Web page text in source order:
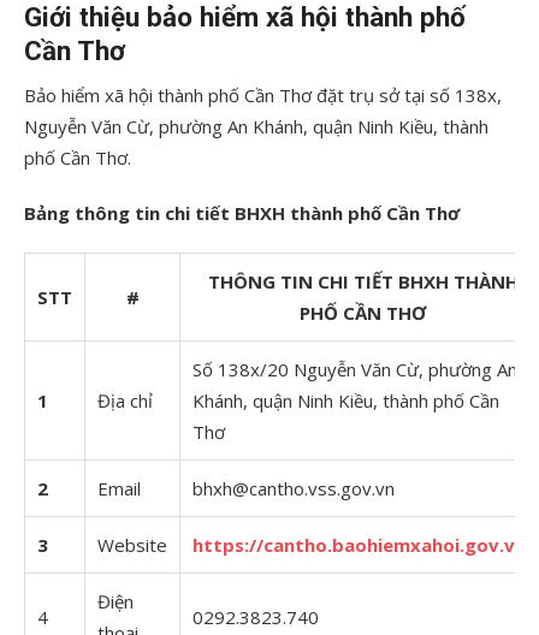
Giới thiệu bảo hiểm xã hội thành phố
Cần Thơ
Bảo hiểm xã hội thành phố Cần Thơ đặt trụ sở tại số 138x,
Nguyễn Văn Cừ, phường An Khánh, quận Ninh Kiều, thành
phố Cần Thơ.
Bảng thông tin chi tiết BHXH thành phố Cần Thơ
STT #
THÔNG TIN CHI TIẾT BHXH THÀNH
PHỐ CẦN THƠ
1 Địa chỉ
Số 138x/20 Nguyễn Văn Cừ, phường An
Khánh, quận Ninh Kiều, thành phố Cần
Thơ
2 Email bhxh@cantho.vss.gov.vn
3 Website https://cantho.baohiemxahoi.gov.vn/
4
Điện
0292.3823.740